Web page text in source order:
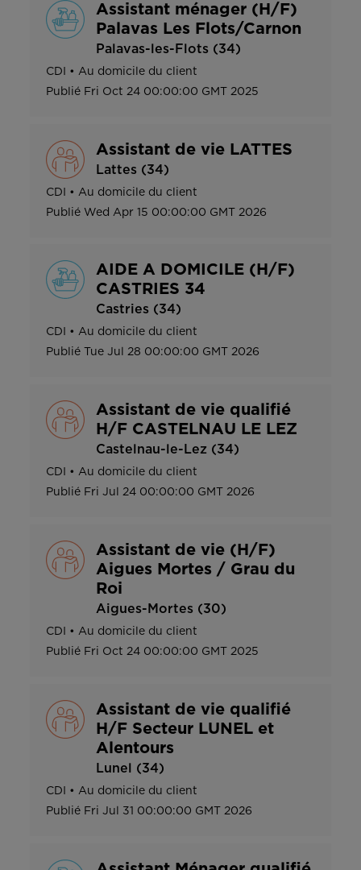
Assistant ménager (H/F)
Palavas Les Flots/Carnon
Palavas-les-Flots (34)
CDI • Au domicile du client
Publié Fri Oct 24 00:00:00 GMT 2025
Assistant de vie LATTES
Lattes (34)
CDI • Au domicile du client
Publié Wed Apr 15 00:00:00 GMT 2026
AIDE A DOMICILE (H/F)
CASTRIES 34
Castries (34)
CDI • Au domicile du client
Publié
Tue Jul 28 00:00:00 GMT 2026
Assistant de vie qualifié
H/F CASTELNAU LE LEZ
Castelnau-le-Lez (34)
CDI • Au domicile du client
Publié Fri Jul 24 00:00:00 GMT 2026
Assistant de vie (H/F)
Aigues Mortes / Grau du
Roi
Aigues-Mortes (30)
CDI • Au domicile du client
Publié Fri Oct 24 00:00:00 GMT 2025
Assistant de vie qualifié
H/F Secteur LUNEL et
Alentours
Lunel (34)
CDI • Au domicile du client
Publié Fri Jul 31 00:00:00 GMT 2026